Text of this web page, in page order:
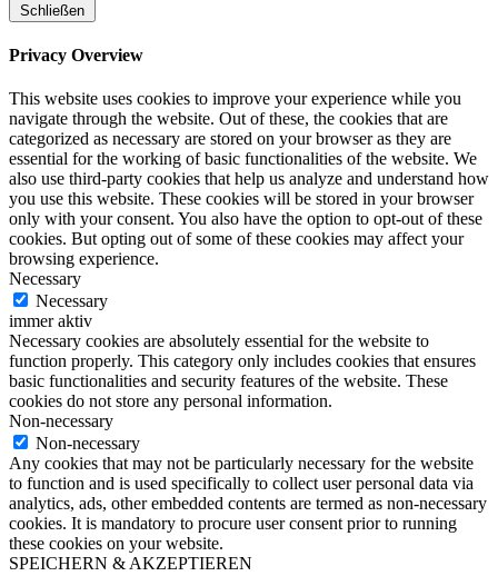
Schließen
Privacy Overview
This website uses cookies to improve your experience while you
navigate through the website. Out of these, the cookies that are
categorized as necessary are stored on your browser as they are
essential for the working of basic functionalities of the website. We
also use third-party cookies that help us analyze and understand how
you use this website. These cookies will be stored in your browser
only with your consent. You also have the option to opt-out of these
cookies. But opting out of some of these cookies may affect your
browsing experience.
Necessary
Necessary
immer aktiv
Necessary cookies are absolutely essential for the website to
function properly. This category only includes cookies that ensures
basic functionalities and security features of the website. These
cookies do not store any personal information.
Non-necessary
Non-necessary
Any cookies that may not be particularly necessary for the website
to function and is used specifically to collect user personal data via
analytics, ads, other embedded contents are termed as non-necessary
cookies. It is mandatory to procure user consent prior to running
these cookies on your website.
SPEICHERN & AKZEPTIEREN